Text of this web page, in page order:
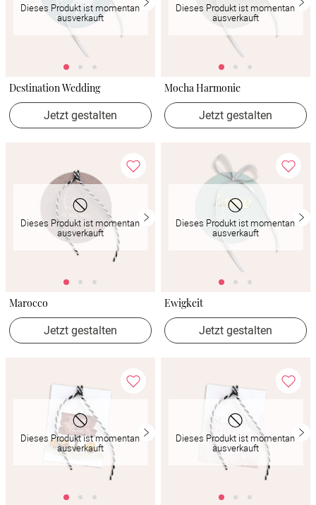
Dieses Produkt ist momentan
ausverkauft
Destination Wedding
Jetzt gestalten
Dieses Produkt ist momentan
ausverkauft
Mocha Harmonie
Jetzt gestalten
Dieses Produkt ist momentan
ausverkauft
Marocco
Jetzt gestalten
Dieses Produkt ist momentan
ausverkauft
Ewigkeit
Jetzt gestalten
Dieses Produkt ist momentan
ausverkauft
Dieses Produkt ist momentan
ausverkauft